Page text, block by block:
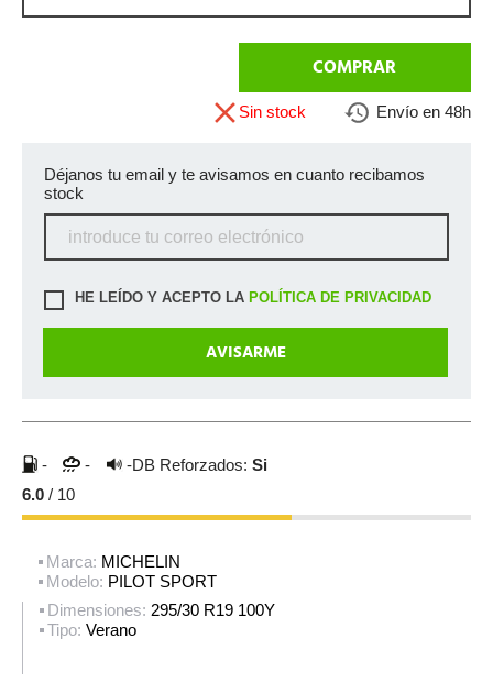
COMPRAR
Sin stock Envío en 48h
Déjanos tu email y te avisamos en cuanto recibamos
stock
HE LEÍDO Y ACEPTO LA POLÍTICA DE PRIVACIDAD
- - -DB Reforzados: Si
6.0 / 10
Marca: MICHELIN
Modelo: PILOT SPORT
Dimensiones: 295/30 R19 100Y
Tipo: Verano